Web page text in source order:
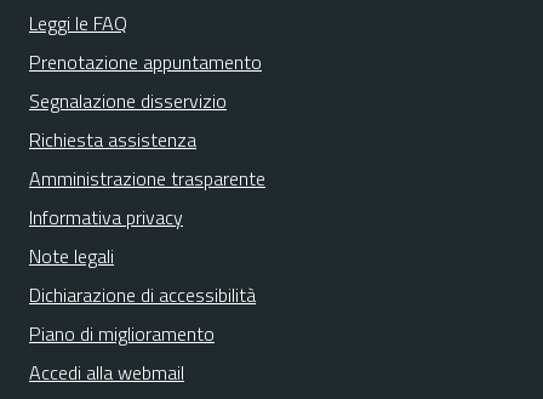
Leggi le FAQ
Prenotazione appuntamento
Segnalazione disservizio
Richiesta assistenza
Amministrazione trasparente
Informativa privacy
Note legali
Dichiarazione di accessibilità
Piano di miglioramento
Accedi alla webmail